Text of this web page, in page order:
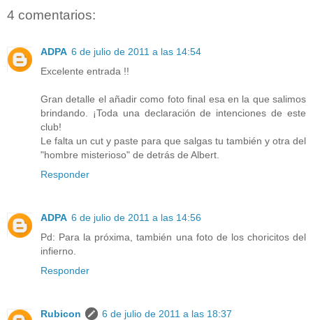
4 comentarios:
ADPA 6 de julio de 2011 a las 14:54
Excelente entrada !!
Gran detalle el añadir como foto final esa en la que salimos
brindando. ¡Toda una declaración de intenciones de este
club!
Le falta un cut y paste para que salgas tu también y otra del
"hombre misterioso" de detrás de Albert.
Responder
ADPA 6 de julio de 2011 a las 14:56
Pd: Para la próxima, también una foto de los choricitos del
infierno.
Responder
Rubicon
6 de julio de 2011 a las 18:37